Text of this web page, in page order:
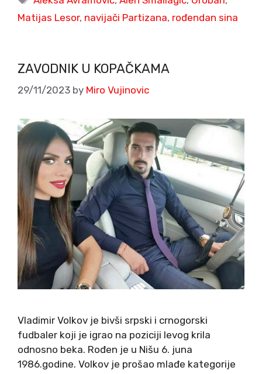
Matijas Lesor, navijači Partizana, rođendan sina
ZAVODNIK U KOPAČKAMA
29/11/2023 by Miro Vujinovic
Vladimir Volkov je bivši srpski i crnogorski
fudbaler koji je igrao na poziciji levog krila
odnosno beka. Rođen je u Nišu 6. juna
1986.godine. Volkov je prošao mlađe kategorije